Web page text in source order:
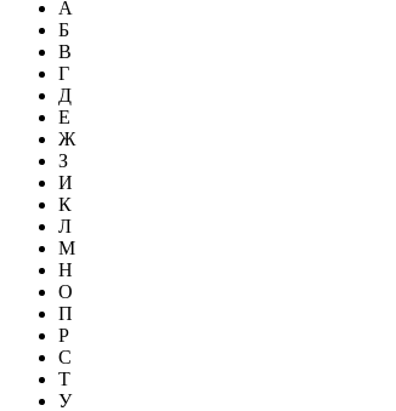
А
Б
В
Г
Д
Е
Ж
З
И
К
Л
М
Н
О
П
Р
С
Т
У